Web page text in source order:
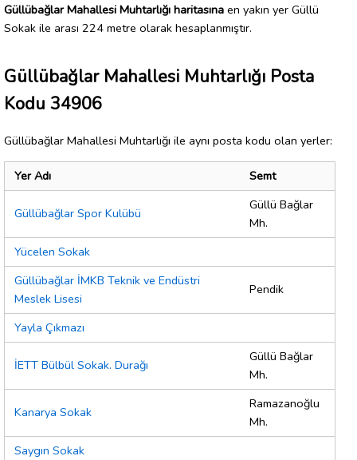
Güllübağlar Mahallesi Muhtarlığı haritasına en yakın yer Güllü
Sokak ile arası 224 metre olarak hesaplanmıştır.
Güllübağlar Mahallesi Muhtarlığı Posta
Kodu 34906
Güllübağlar Mahallesi Muhtarlığı ile aynı posta kodu olan yerler:
Yer Adı Semt
Güllübağlar Spor Kulübü
Güllü Bağlar
Mh.
Yücelen Sokak
Güllübağlar İMKB Teknik ve Endüstri
Meslek Lisesi
Pendik
Yayla Çıkmazı
İETT Bülbül Sokak. Durağı
Güllü Bağlar
Mh.
Kanarya Sokak
Ramazanoğlu
Mh.
Saygın Sokak